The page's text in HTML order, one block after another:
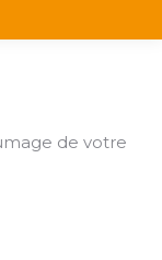
de votre